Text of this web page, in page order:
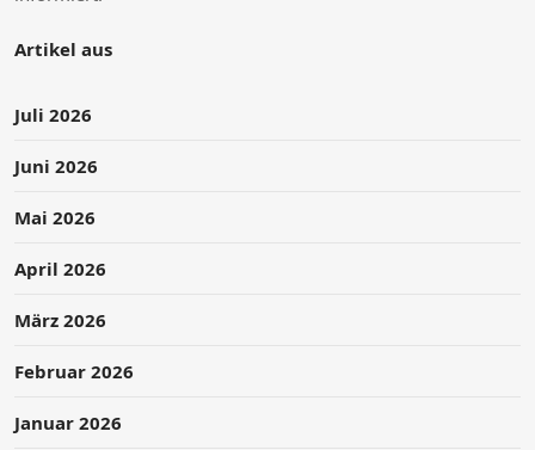
Artikel aus
Juli 2026
Juni 2026
Mai 2026
April 2026
März 2026
Februar 2026
Januar 2026